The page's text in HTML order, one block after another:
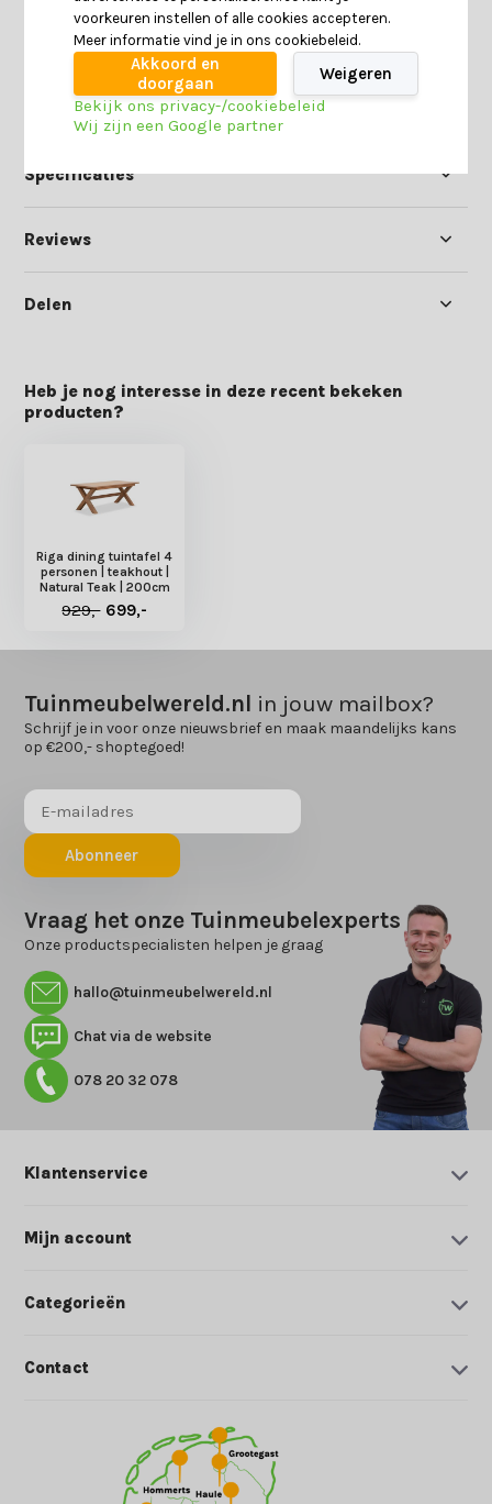
Beantwoord enkele vragen en
ontdek of dit product
geschikt is voor jou.
Start keuzecheck
Productomschrijving
Specificaties
Reviews
Delen
Heb je nog interesse in deze recent bekeken
producten?
Riga dining tuintafel 4
personen | teakhout |
Natural Teak | 200cm
929,- 699,-
Tuinmeubelwereld.nl in jouw mailbox?
Schrijf je in voor onze nieuwsbrief en maak maandelijks kans
op €200,- shoptegoed!
Abonneer
Vraag het onze Tuinmeubelexperts
Onze productspecialisten helpen je graag
hallo@tuinmeubelwereld.nl
Chat via de website
078 20 32 078
Klantenservice
Mijn account
Categorieën
Contact
voorkeuren instellen of alle cookies accepteren.
Meer informatie vind je in ons cookiebeleid.
Akkoord en
doorgaan
Weigeren
Bekijk ons privacy-/cookiebeleid
Wij zijn een Google partner